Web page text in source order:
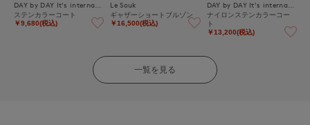
ステンカラーコート
￥9,680(税込)
Le Souk
ギャザーショートブルゾン
￥16,500(税込)
ナイロンステンカラーコー
ト
￥13,200(税込)
一覧を見る